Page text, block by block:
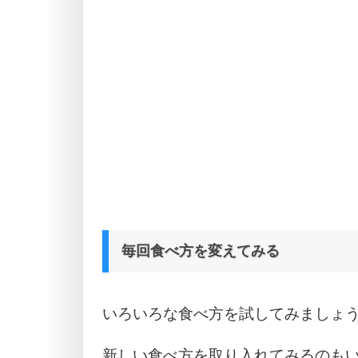
毎回食べ方を変えてみる
いろいろな食べ方を試してみましょう